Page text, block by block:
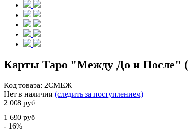
Карты Таро "Между До и После"
Код товара: 2СМЕЖ
Нет в наличии (следить за поступлением)
2 008 руб
1 690 руб
- 16%